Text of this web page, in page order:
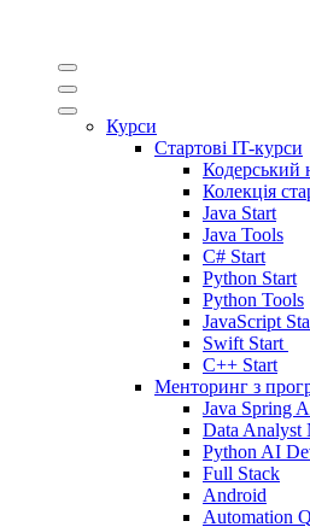
Курси
Стартові IT-курси
Кодерський
Колекція
Java Start
Java Tools
C# Start
Python Start
Python Tools
JavaScript
Swift Start
C++ Start
Менторинг з
Java Spring
Data Analyst
Python AI
Full Stack
Android
Automation